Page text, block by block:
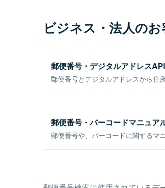
ビジネス・法人の
郵便番号・デジタルアドレスAPI
郵便番号とデジタルアドレスから住
郵便番号・バーコードマニュア
郵便番号や、バーコードに関するマ